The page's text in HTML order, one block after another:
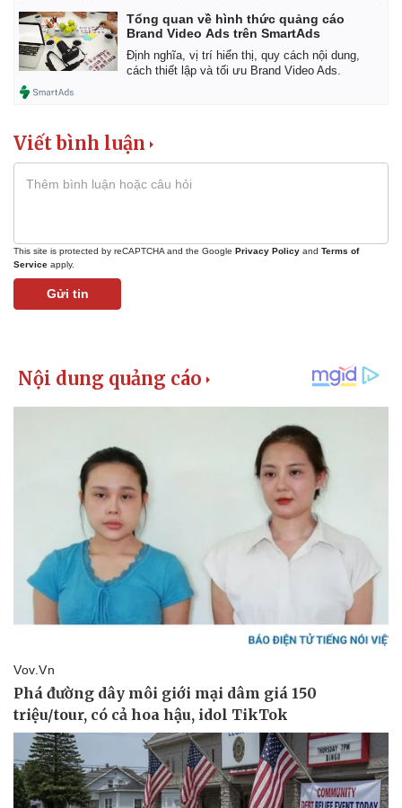
Tổng quan về hình thức quảng cáo
Brand Video Ads trên SmartAds
Định nghĩa, vị trí hiển thị, quy cách nội dung,
cách thiết lập và tối ưu Brand Video Ads.
Viết bình luận
This site is protected by reCAPTCHA and the Google Privacy Policy and Terms of
Service apply.
Gửi tin